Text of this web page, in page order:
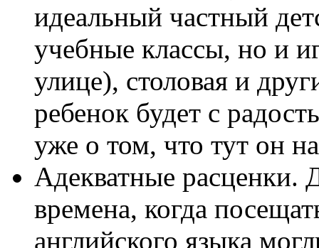
идеальный частный
учебные классы, но и
улице), столовая и
ребенок будет с
уже о том, что тут он
Адекватные расценки.
времена, когда
английского языка